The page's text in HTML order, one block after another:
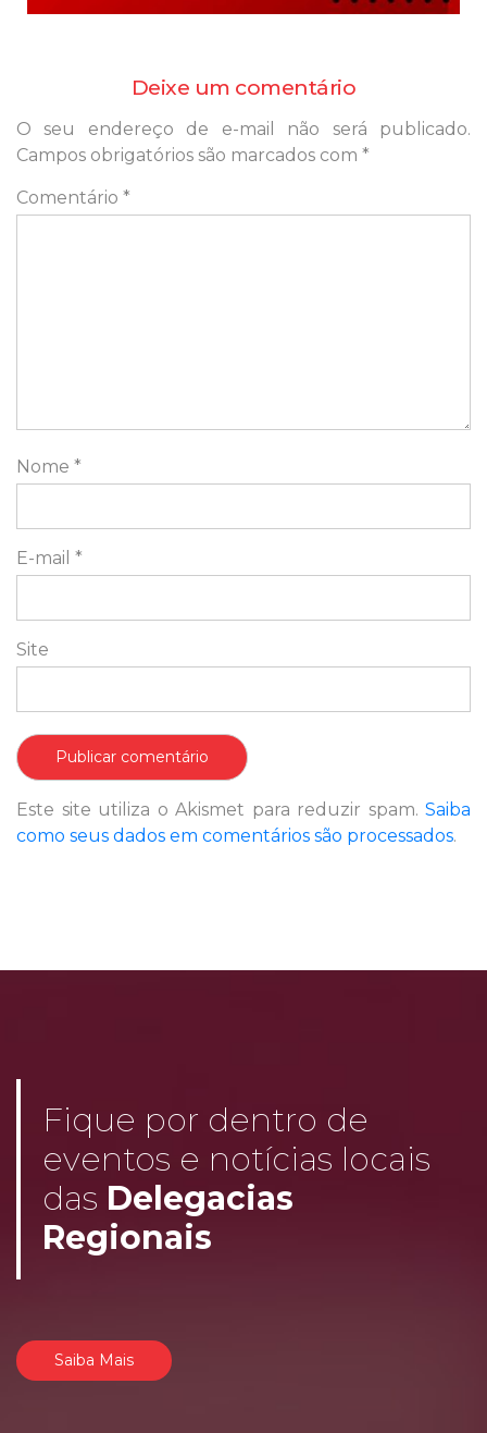
Deixe um comentário
O seu endereço de e-mail não será publicado.
Campos obrigatórios são marcados com *
Comentário *
Nome *
E-mail *
Site
Este site utiliza o Akismet para reduzir spam. Saiba
como seus dados em comentários são processados.
Fique por dentro de
eventos e notícias locais
das Delegacias
Regionais
Saiba Mais